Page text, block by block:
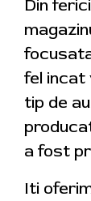
Din
fel incat
tip de
a fost
Iti